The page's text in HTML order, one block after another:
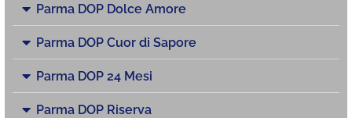
Parma DOP Dolce Amore
Parma DOP Cuor di Sapore
Parma DOP 24 Mesi
Parma DOP Riserva